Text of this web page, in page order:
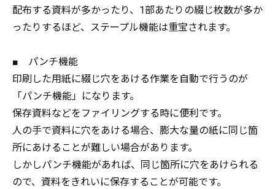
配布する資料が多かったり、1部あたりの綴じ枚数が多か
ったりするほど、ステープル機能は重宝されます。
■ パンチ機能
印刷した用紙に綴じ穴をあける作業を自動で行うのが
「パンチ機能」になります。
保存資料などをファイリングする時に便利です。
人の手で資料に穴をあける場合、膨大な量の紙に同じ箇
所にあけることが難しい場合があります。
しかしパンチ機能があれば、同じ箇所に穴をあけられる
ので、資料をきれいに保存することが可能です。